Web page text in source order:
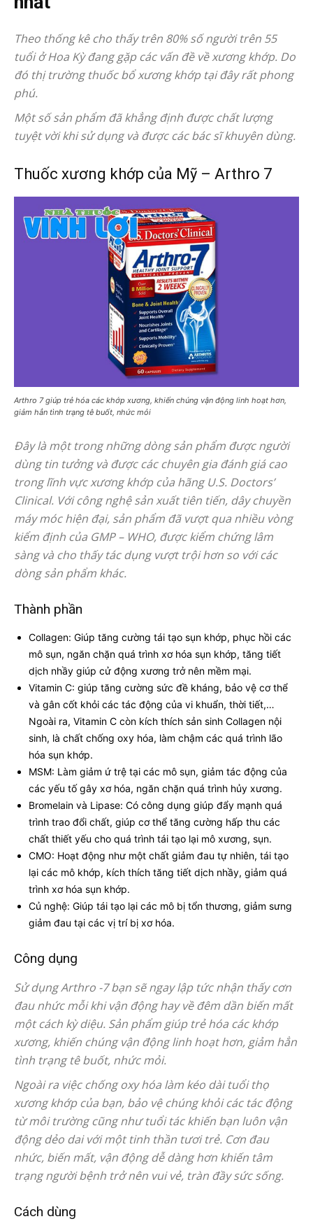
Theo thống kê cho thấy trên 80% số người trên 55
tuổi ở Hoa Kỳ đang gặp các vấn đề về xương khớp. Do
đó thị trường thuốc bổ xương khớp tại đây rất phong
phú.
Một số sản phẩm đã khẳng định được chất lượng
tuyệt vời khi sử dụng và được các bác sĩ khuyên dùng.
Thuốc xương khớp của Mỹ – Arthro 7
Arthro 7 giúp trẻ hóa các khớp xương, khiến chúng vận động linh hoạt hơn,
giảm hẳn tình trạng tê buốt, nhức mỏi
Đây là một trong những dòng sản phẩm được người
dùng tin tưởng và được các chuyên gia đánh giá cao
trong lĩnh vực xương khớp của hãng U.S. Doctors’
Clinical. Với công nghệ sản xuất tiên tiến, dây chuyền
máy móc hiện đại, sản phẩm đã vượt qua nhiều vòng
kiểm định của GMP – WHO, được kiểm chứng lâm
sàng và cho thấy tác dụng vượt trội hơn so với các
dòng sản phẩm khác.
Thành phần
Collagen: Giúp tăng cường tái tạo sụn khớp, phục hồi các
mô sụn, ngăn chặn quá trình xơ hóa sụn khớp, tăng tiết
dịch nhầy giúp cử động xương trở nên mềm mại.
Vitamin C: giúp tăng cường sức đề kháng, bảo vệ cơ thể
và gân cốt khỏi các tác động của vi khuẩn, thời tiết,…
Ngoài ra, Vitamin C còn kích thích sản sinh Collagen nội
sinh, là chất chống oxy hóa, làm chậm các quá trình lão
hóa sụn khớp.
MSM: Làm giảm ứ trệ tại các mô sụn, giảm tác động của
các yếu tố gây xơ hóa, ngăn chặn quá trình hủy xương.
Bromelain và Lipase: Có công dụng giúp đẩy mạnh quá
trình trao đổi chất, giúp cơ thể tăng cường hấp thu các
chất thiết yếu cho quá trình tái tạo lại mô xương, sụn.
CMO: Hoạt động như một chất giảm đau tự nhiên, tái tạo
lại các mô khớp, kích thích tăng tiết dịch nhầy, giảm quá
trình xơ hóa sụn khớp.
Củ nghệ: Giúp tái tạo lại các mô bị tổn thương, giảm sưng
giảm đau tại các vị trí bị xơ hóa.
Công dụng
Sử dụng Arthro -7 bạn sẽ ngay lập tức nhận thấy cơn
đau nhức mỗi khi vận động hay về đêm dần biến mất
một cách kỳ diệu. Sản phẩm giúp trẻ hóa các khớp
xương, khiến chúng vận động linh hoạt hơn, giảm hẳn
tình trạng tê buốt, nhức mỏi.
Ngoài ra việc chống oxy hóa làm kéo dài tuổi thọ
xương khớp của bạn, bảo vệ chúng khỏi các tác động
từ môi trường cũng như tuổi tác khiến bạn luôn vận
động dẻo dai với một tinh thần tươi trẻ. Cơn đau
nhức, biến mất, vận động dễ dàng hơn khiến tâm
trạng người bệnh trở nên vui vẻ, tràn đầy sức sống.
Cách dùng